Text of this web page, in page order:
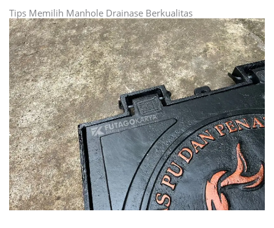
Tips Memilih Manhole Drainase Berkualitas